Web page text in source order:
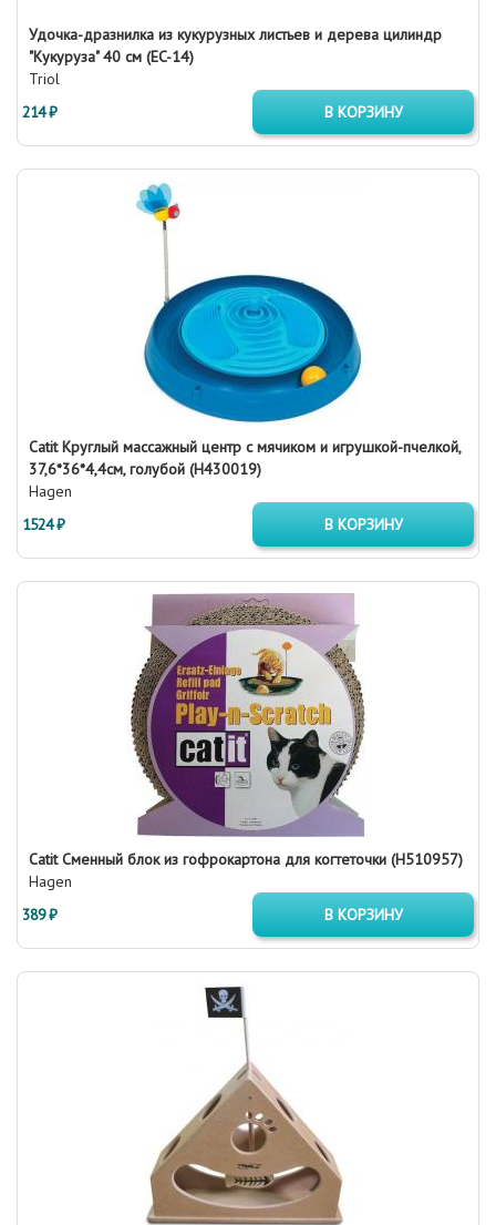
Удочка-дразнилка из кукурузных листьев и дерева цилиндр
"Кукуруза" 40 см (EC-14)
Triol
214 ₽
В КОРЗИНУ
Catit Круглый массажный центр с мячиком и игрушкой-пчелкой,
37,6*36*4,4см, голубой (H430019)
Hagen
1524 ₽
В КОРЗИНУ
Catit Сменный блок из гофрокартона для когтеточки (H510957)
Hagen
389 ₽
В КОРЗИНУ